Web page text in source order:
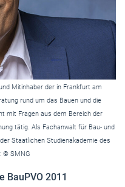
Mitinhaber der in Frankfurt am
rund um das Bauen und die
mit Fragen aus dem Bereich der
tätig. Als Fachanwalt für Bau- und
Staatlichen Studienakademie des
© SMNG
BauPVO 2011